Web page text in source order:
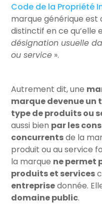
Code de la Propriété
marque générique
distinctif en ce qu’elle
désignation usuelle
ou service ».
Autrement dit, une
marque devenue un
type de produits ou
aussi bien par les
concurrentsde la
produit ou au service
la marque ne permet
produits et services
entreprisedonnée.
domaine public.